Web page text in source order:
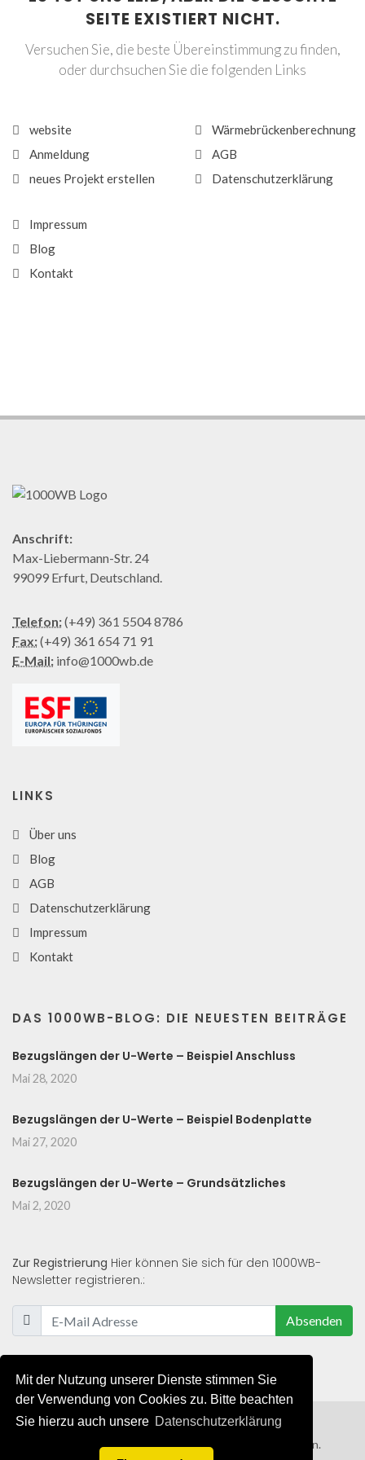
Mit der Nutzung unserer Dienste stimmen Sie
der Verwendung von Cookies zu. Bitte beachten
Sie hierzu auch unsere Datenschutzerklärung
SEITE EXISTIERT NICHT.
Versuchen Sie, die beste Übereinstimmung zu finden,
oder durchsuchen Sie die folgenden Links
website
Anmeldung
neues Projekt erstellen
Wärmebrückenberechnung
AGB
Datenschutzerklärung
Impressum
Blog
Kontakt
Anschrift:
Max-Liebermann-Str. 24
99099 Erfurt, Deutschland.
Telefon:(+49) 361 5504 8786
Fax:(+49) 361 654 71 91
E-Mail: info@1000wb.de
LINKS
Über uns
Blog
AGB
Datenschutzerklärung
Impressum
Kontakt
DAS 1000WB-BLOG: DIE NEUESTEN BEITRÄGE
Bezugslängen der U-Werte – Beispiel Anschluss
Mai 28, 2020
Bezugslängen der U-Werte – Beispiel Bodenplatte
Mai 27, 2020
Bezugslängen der U-Werte – Grundsätzliches
Mai 2, 2020
Zur Registrierung Hier können Sie sich für den 1000WB-
Newsletter registrieren.:
Absenden
© 2019 - 2021 - Alle Rechte von 1000WB vorbehalten.